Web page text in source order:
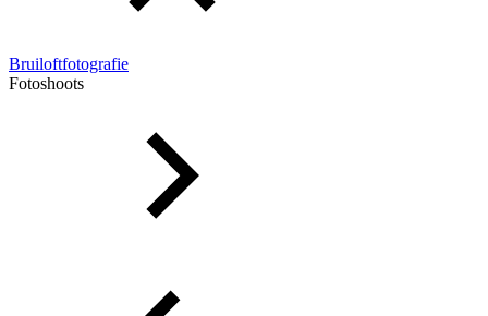
Bruiloftfotografie
Fotoshoots